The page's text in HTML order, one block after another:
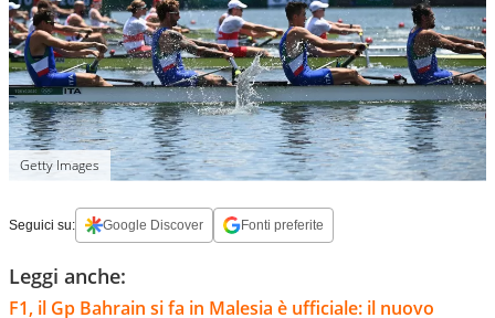
Getty Images
Seguici su: Google Discover Fonti preferite
Leggi anche:
F1, il Gp Bahrain si fa in Malesia è ufficiale: il nuovo